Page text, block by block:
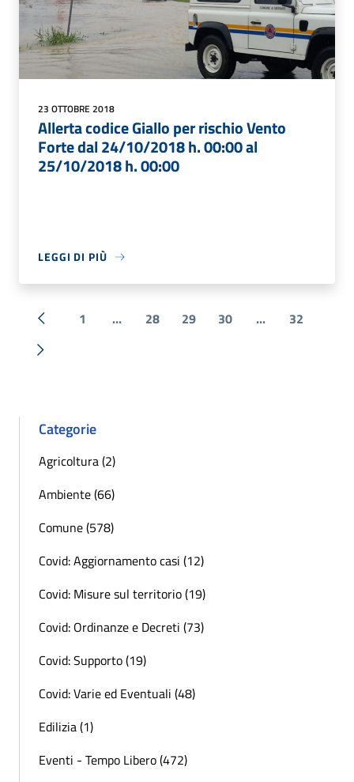
23 OTTOBRE 2018
Allerta codice Giallo per rischio Vento
Forte dal 24/10/2018 h. 00:00 al
25/10/2018 h. 00:00
LEGGI DI PIÙ
« Precedente
1 ... 28 29 30 ... 32
Successiva »
Categorie
Agricoltura (2)
Ambiente (66)
Comune (578)
Covid: Aggiornamento casi (12)
Covid: Misure sul territorio (19)
Covid: Ordinanze e Decreti (73)
Covid: Supporto (19)
Covid: Varie ed Eventuali (48)
Edilizia (1)
Eventi - Tempo Libero (472)